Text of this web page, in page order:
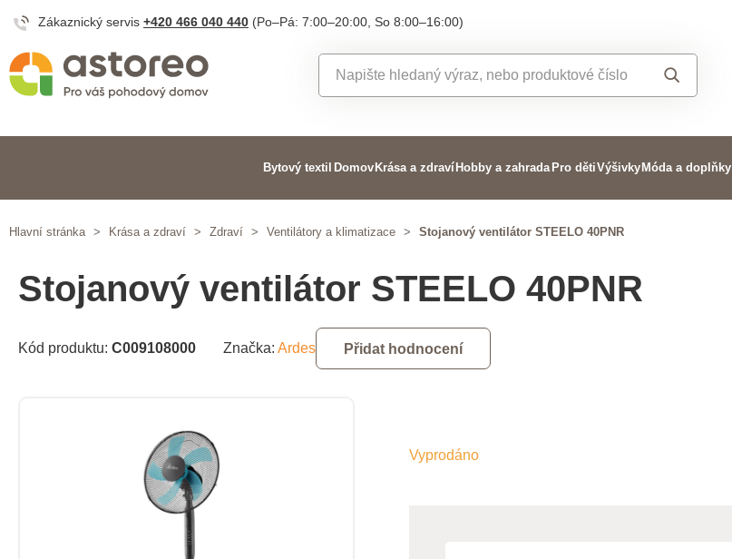
Zákaznický servis +420 466 040 440 (Po–Pá: 7:00–20:00, So 8:00–16:00)
Bytový textil Domov Krása a zdraví Hobby a zahrada Pro dětiVýšivky Móda a doplňky
Hlavní stránka > Krása a zdraví > Zdraví > Ventilátory a klimatizace > Stojanový ventilátor STEELO 40PNR
Stojanový ventilátor STEELO 40PNR
Kód produktu: C009108000 Značka: Ardes Přidat hodnocení
Vyprodáno